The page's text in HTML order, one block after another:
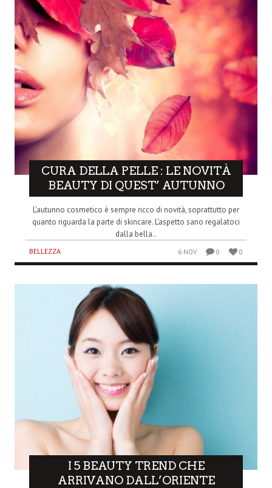
CURA DELLA PELLE : LE NOVITÀ
BEAUTY DI QUEST’ AUTUNNO
L’autunno cosmetico è sempre ricco di novità, soprattutto per
quanto riguarda la parte di skincare. L’aspetto sano regalatoci
dalla bella..
BELLEZZA 6 NOV 0 0
I 5 BEAUTY TREND CHE
ARRIVANO DALL’ORIENTE